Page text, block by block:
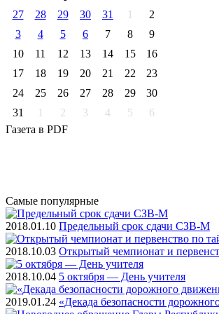
27
28 29 30 31 1
2
3
4 5 6 7 8
9
10
11 12 13 14 15
16
17
18 19 20 21 22
23
24
25 26 27 28 29
30
31
1 2 3 4 5
6
Газета в PDF
Самые популярные
2018.01.10 Предельный срок сдачи СЗВ-М
2018.10.03 Открытый чемпионат и
2018.10.04 5 октября — День учителя
2019.01.24 «Декада безопасности